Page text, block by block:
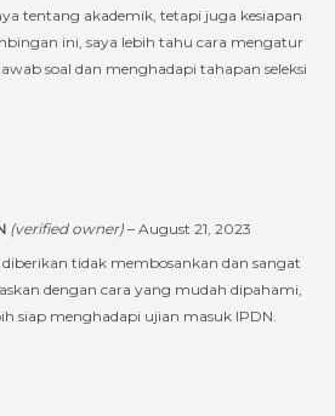
tentang akademik, tetapi juga kesiapan
ini, saya lebih tahu cara mengatur
soal dan menghadapi tahapan seleksi
(verified owner) – August 21, 2023
tidak membosankan dan sangat
dengan cara yang mudah dipahami,
siap menghadapi ujian masuk IPDN.